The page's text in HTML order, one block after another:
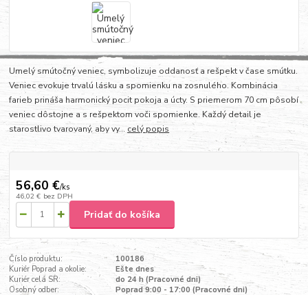
Umelý smútočný veniec, symbolizuje oddanosť a rešpekt v čase smútku.
Veniec evokuje trvalú lásku a spomienku na zosnulého. Kombinácia
farieb prináša harmonický pocit pokoja a úcty. S priemerom 70 cm pôsobí
veniec dôstojne a s rešpektom voči spomienke. Každý detail je
starostlivo tvarovaný, aby vy... celý popis
56,60 €/ks
46,02 € bez DPH
Pridať do košíka
Číslo produktu:
100186
Kuriér Poprad a okolie:
Ešte dnes
Kuriér celá SR:
do 24 h (Pracovné dni)
Osobný odber:
Poprad 9:00 - 17:00 (Pracovné dni)